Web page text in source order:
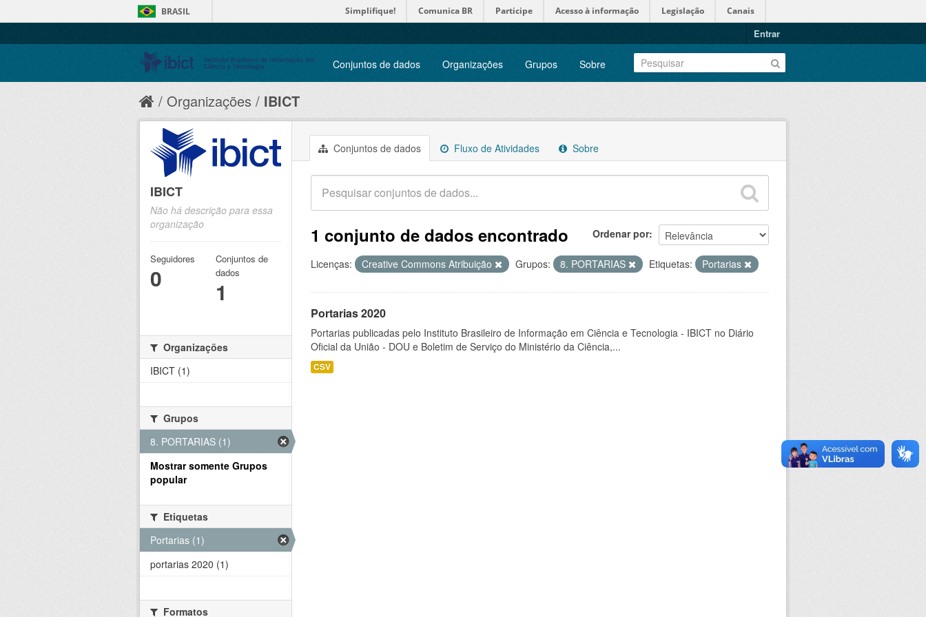
BRASIL Simplifique! Comunica BR Participe Acesso à informação Legislação Canais
Entrar
Conjuntos de dados Organizações Grupos Sobre
Organizações IBICT
Conjuntos de dados Fluxo de Atividades Sobre
Ordenar por
1 conjunto de dados encontrado
Licenças: Creative Commons Atribuição Grupos: 8. PORTARIAS Etiquetas: Portarias
Portarias 2020
Portarias publicadas pelo Instituto Brasileiro de Informação em Ciência e Tecnologia - IBICT no Diário
Oficial da União - DOU e Boletim de Serviço do Ministério da Ciência,...
CSV
IBICT
Não há descrição para essa
organização
Seguidores
0
Conjuntos de
dados
1
Organizações
IBICT (1)
Grupos
8. PORTARIAS (1)
Mostrar somente Grupos
popular
Etiquetas
Portarias (1)
portarias 2020 (1)
Formatos